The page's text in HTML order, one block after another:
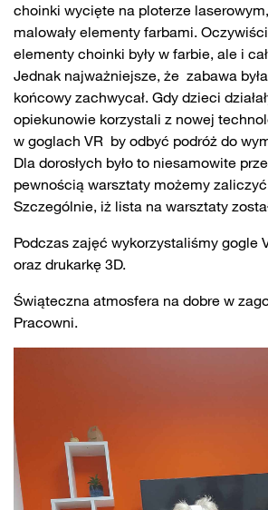
choinki wycięte na ploterze
malowały elementy farbami.
elementy choinki były w farbie, ale i
Jednak najważniejsze, że zabawa
końcowy zachwycał. Gdy dzieci
opiekunowie korzystali z nowej
w goglach VR by odbyć podróż do
Dla dorosłych było to niesamowite
pewnością warsztaty możemy
Szczególnie, iż lista na warsztaty
Podczas zajęć wykorzystaliśmy gogle
oraz drukarkę 3D.
Świąteczna atmosfera na dobre w
Pracowni.